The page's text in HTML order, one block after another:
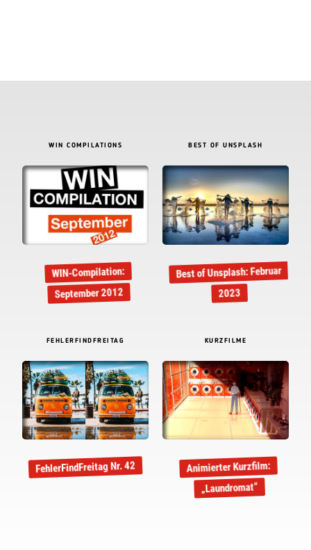
WIN COMPILATIONS
WIN-Compilation:
September 2012
BEST OF UNSPLASH
Best of Unsplash: Februar
2023
FEHLERFINDFREITAG
FehlerFindFreitag Nr. 42
KURZFILME
Animierter Kurzfilm:
„Laundromat“